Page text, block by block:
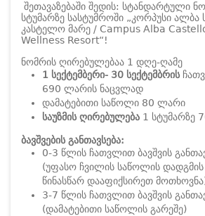
შეთავაზებაში შედის: სტანდარტული
სტუმარზე სასტუმროში „კორპუსი ალბა
კასტელო მარე / Campus Alba
Wellness Resort“!
ნომრის ღირებულებაა 1 დღე-ღამე
1 სექტემბერი- 30 სექტემბრის
690 ლარის ნაცვლად
დამატებითი საწოლი 80 ლარი
საუზმის ღირებულება 1 სტუმარზე
ბავშვების განთავსება:
0-3 წლის ჩათვლით ბავშვის
(უფასო ჩვილის საწოლის დადგმის
წინასწარ დააფიქსირეთ
3-7 წლის ჩათვლით ბავშვის
(დამატებითი საწოლის გარეშე)